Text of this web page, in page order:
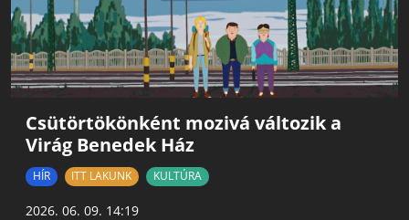
Csütörtökönként mozivá változik a
Virág Benedek Ház
HÍR ITT LAKUNK KULTÚRA
2026. 06. 09. 14:19